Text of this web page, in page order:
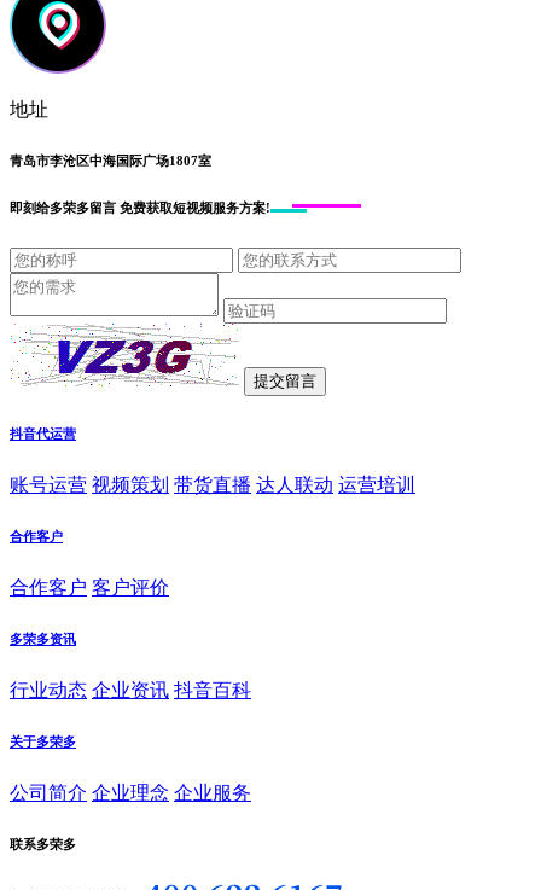
地址
青岛市李沧区中海国际广场1807室
即刻给多荣多留言 免费获取短视频服务方案!
抖音代运营
账号运营 视频策划 带货直播 达人联动 运营培训
合作客户
合作客户 客户评价
多荣多资讯
行业动态 企业资讯 抖音百科
关于多荣多
公司简介 企业理念 企业服务
联系多荣多